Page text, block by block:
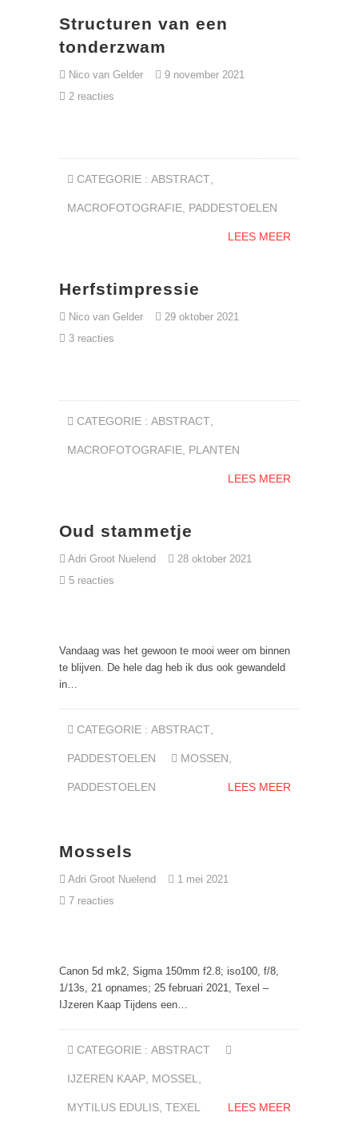
Structuren van een
tonderzwam
Nico van Gelder
9 november 2021
2 reacties
CATEGORIE : ABSTRACT
MACROFOTOGRAFIE PADDESTOELEN
LEES MEER
Herfstimpressie
Nico van Gelder
29 oktober 2021
3 reacties
CATEGORIE : ABSTRACT
MACROFOTOGRAFIE PLANTEN
LEES MEER
Oud stammetje
Adri Groot Nuelend
28 oktober 2021
5 reacties
Vandaag was het gewoon te mooi weer om binnen
te blijven. De hele dag heb ik dus ook gewandeld
in…
CATEGORIE : ABSTRACT
PADDESTOELEN MOSSEN
PADDESTOELEN LEES MEER
Mossels
Adri Groot Nuelend
1 mei 2021
7 reacties
Canon 5d mk2, Sigma 150mm f2.8; iso100, f/8,
1/13s, 21 opnames; 25 februari 2021, Texel –
IJzeren Kaap Tijdens een…
CATEGORIE : ABSTRACT
IJZEREN KAAP MOSSEL
MYTILUS EDULIS TEXEL LEES MEER